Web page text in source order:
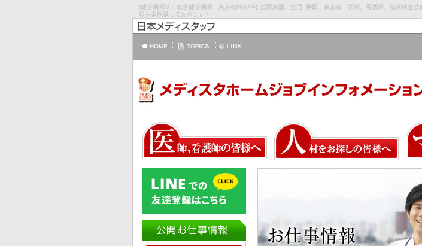
(健診機関９）総合健診機関 東京都内を中心に関東圏、全国, 神田 東京都 医師、看護師、臨床検査
報を多数扱っております！